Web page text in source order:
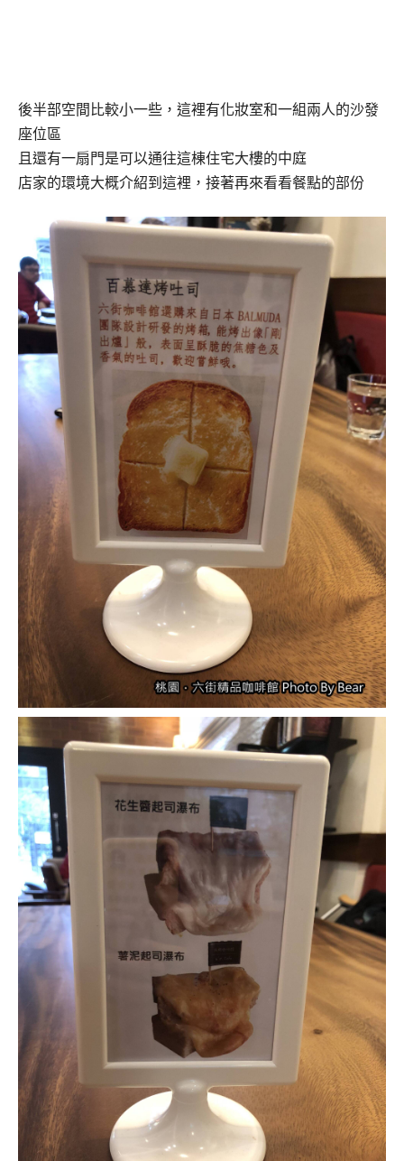
後半部空間比較小一些，這裡有化妝室和一組兩人的沙發
座位區
且還有一扇門是可以通往這棟住宅大樓的中庭
店家的環境大概介紹到這裡，接著再來看看餐點的部份